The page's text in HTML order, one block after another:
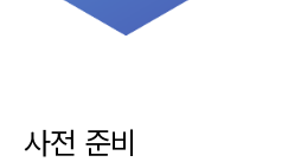
사전 준비